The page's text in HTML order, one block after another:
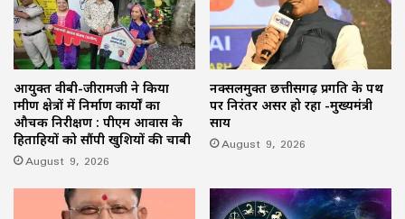
आयुक्त वीबी-जीरामजी ने किया
ग्रामीण क्षेत्रों में निर्माण कार्यों का
औचक निरीक्षण : पीएम आवास के
हितग्राहियों को सौंपी खुशियों की चाबी
August 9, 2026
नक्सलमुक्त छत्तीसगढ़ प्रगति के पथ
पर निरंतर अग्रसर हो रहा -मुख्यमंत्री
साय
August 9, 2026